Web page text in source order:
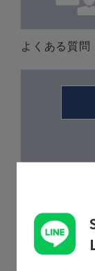
よくある質問
電話で相談